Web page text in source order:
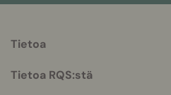
info
Tietoa
Tietoa RQS:stä